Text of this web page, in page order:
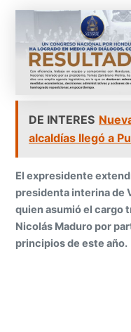
DE INTERES
alcaldías llegó a
El expresidente
presidenta interina de
quien asumió el cargo
Nicolás Maduro por
principios de este año.